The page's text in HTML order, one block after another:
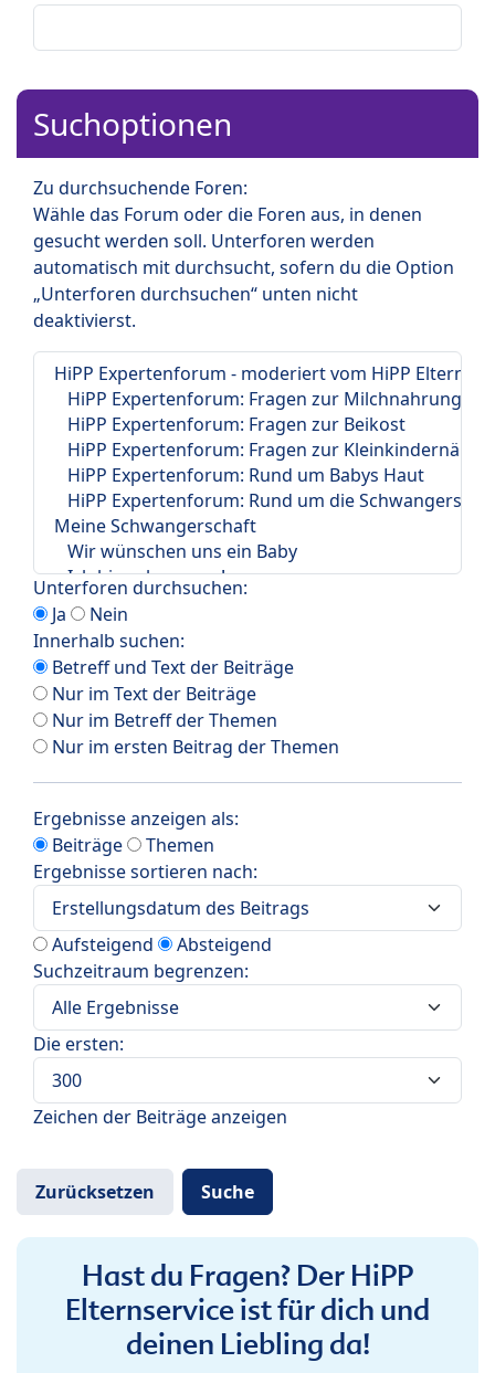
Suchoptionen
Zu durchsuchende Foren:
Wähle das Forum oder die Foren aus, in denen
gesucht werden soll. Unterforen werden
automatisch mit durchsucht, sofern du die Option
„Unterforen durchsuchen“ unten nicht
deaktivierst.
Unterforen durchsuchen:
Ja
Nein
Innerhalb suchen:
Betreff und Text der Beiträge
Nur im Text der Beiträge
Nur im Betreff der Themen
Nur im ersten Beitrag der Themen
Ergebnisse anzeigen als:
Beiträge
Themen
Ergebnisse sortieren nach:
Aufsteigend
Absteigend
Suchzeitraum begrenzen:
Die ersten:
Zeichen der Beiträge anzeigen
Hast du Fragen? Der HiPP
Elternservice ist für dich und
deinen Liebling da!